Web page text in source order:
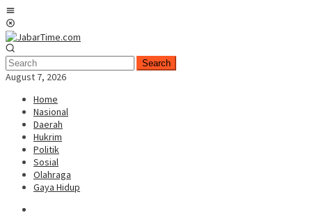
Skip
to
content
Search
August 7, 2026
Home
Nasional
Daerah
Hukrim
Politik
Sosial
Olahraga
Gaya Hidup